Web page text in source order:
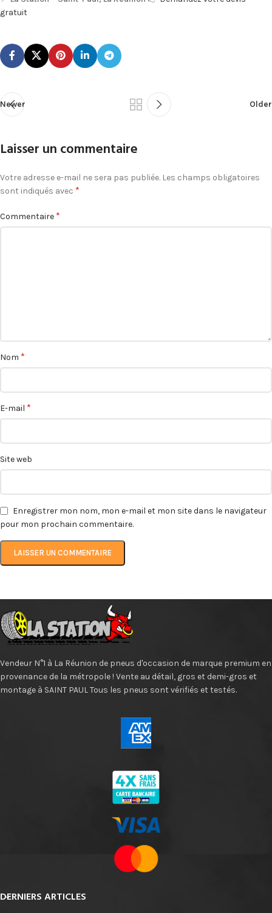
gratuit
Newer Older
Laisser un commentaire
Votre adresse e-mail ne sera pas publiée. Les champs obligatoires
sont indiqués avec *
Commentaire *
Nom *
E-mail *
Site web
Enregistrer mon nom, mon e-mail et mon site dans le navigateur
pour mon prochain commentaire.
Vendeur N°1 à La Réunion de pneus d'occasion de marque premium en
provenance de la métropole ! Vente au détail, gros et demi-gros et
montage à SAINT PAUL Tous les pneus sont vérifiés et testés.
DERNIERS ARTICLES